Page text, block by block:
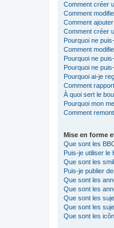
Comment créer
Comment
Comment
Comment créer
Pourquoi ne
Comment
Pourquoi ne
Pourquoi ne
Pourquoi ai-je
Comment
À quoi sert le
Pourquoi mon
Comment
Mise en forme
Que sont les
Puis-je utiliser le
Que sont les
Puis-je publier
Que sont les
Que sont les
Que sont les
Que sont les
Que sont les